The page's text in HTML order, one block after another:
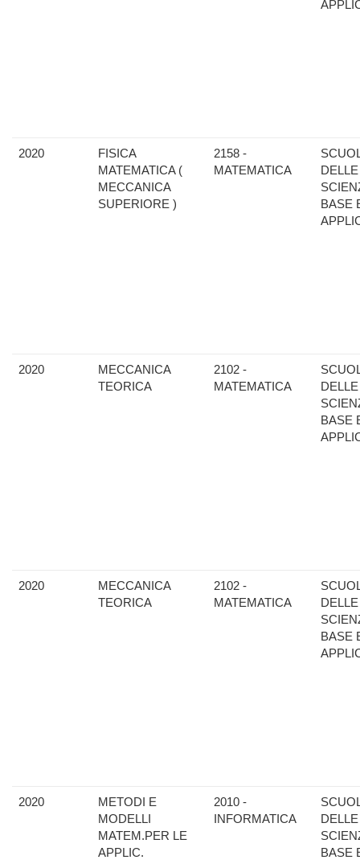
2020
FISICA
MATEMATICA (
MECCANICA
SUPERIORE )
2158 -
MATEMATICA
DELLE
BASE
2020
MECCANICA
TEORICA
2102 -
MATEMATICA
DELLE
BASE
2020
MECCANICA
TEORICA
2102 -
MATEMATICA
DELLE
BASE
2020
METODI E
MODELLI
MATEM.PER LE
APPLIC.
2010 -
INFORMATICA
DELLE
BASE